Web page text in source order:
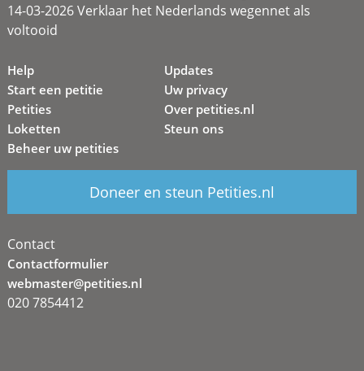
14-03-2026 Verklaar het Nederlands wegennet als
voltooid
Help
Start een petitie
Petities
Loketten
Beheer uw petities
Updates
Uw privacy
Over petities.nl
Steun ons
Doneer en steun Petities.nl
Contact
Contactformulier
webmaster@petities.nl
020 7854412